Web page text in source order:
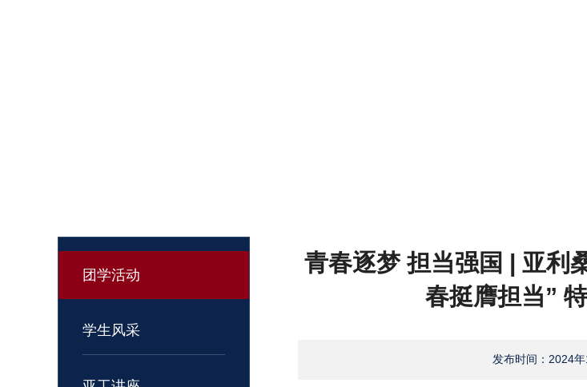
团学活动
学生风采
青春逐梦 担当强国 | 亚利
春挺膺担当”
发布时间：2024